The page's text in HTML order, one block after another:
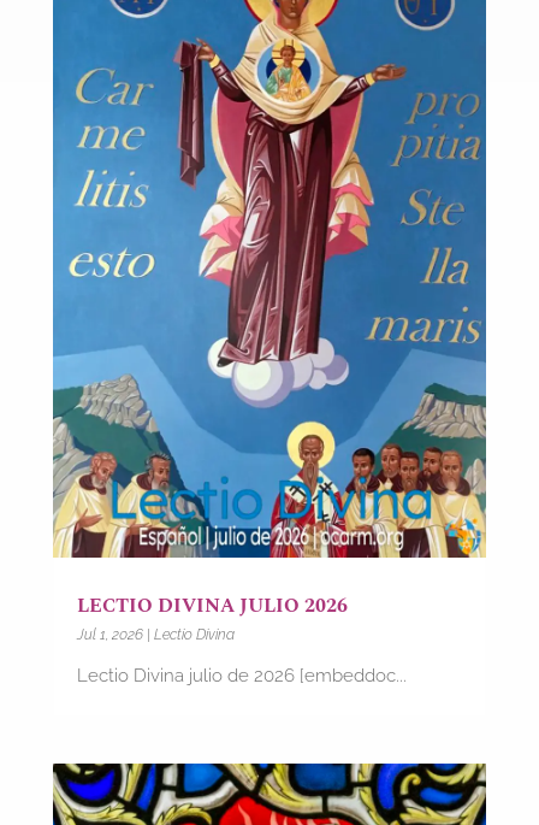
LECTIO DIVINA JULIO 2026
Jul 1, 2026| Lectio Divina
Lectio Divina julio de 2026 [embeddoc...